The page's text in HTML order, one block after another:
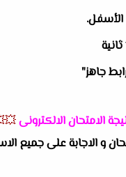
الأسفل.
جاهز"
الامتحان الالكترونى
و الاجابة على جميع